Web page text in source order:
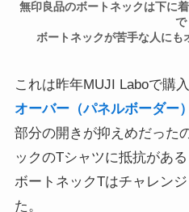
無印良品のボートネックは下に
で
ボートネックが苦手な人にも
これは昨年MUJI Laboで購
オーバー（パネルボーダー）
部分の開きが抑えめだった
ックのTシャツに抵抗があ
ボートネックTはチャレン
た。